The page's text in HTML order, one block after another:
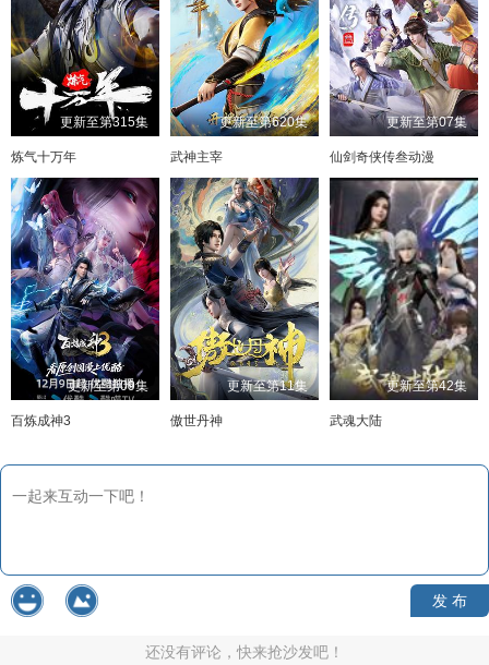
更新至第315集
炼气十万年
更新至第620集
武神主宰
更新至第07集
仙剑奇侠传叁动漫
更新至第09集
百炼成神3
更新至第11集
傲世丹神
更新至第42集
武魂大陆
发 布
还没有评论，快来抢沙发吧！